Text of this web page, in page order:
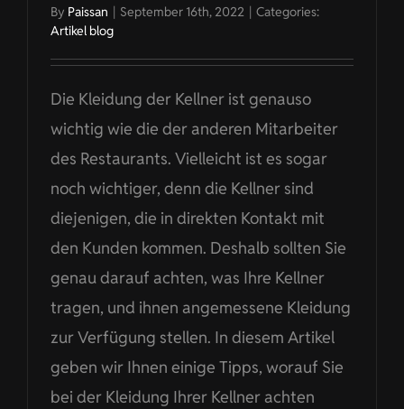
By Paissan | September 16th, 2022 | Categories:
Artikel blog
Die Kleidung der Kellner ist genauso
wichtig wie die der anderen Mitarbeiter
des Restaurants. Vielleicht ist es sogar
noch wichtiger, denn die Kellner sind
diejenigen, die in direkten Kontakt mit
den Kunden kommen. Deshalb sollten Sie
genau darauf achten, was Ihre Kellner
tragen, und ihnen angemessene Kleidung
zur Verfügung stellen. In diesem Artikel
geben wir Ihnen einige Tipps, worauf Sie
bei der Kleidung Ihrer Kellner achten